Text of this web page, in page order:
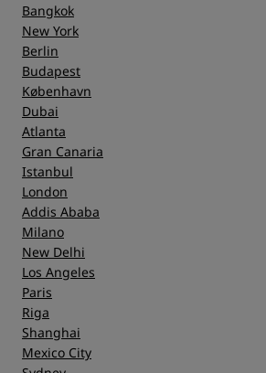
Bangkok
New York
Berlin
Budapest
København
Dubai
Atlanta
Gran Canaria
Istanbul
London
Addis Ababa
Milano
New Delhi
Los Angeles
Paris
Riga
Shanghai
Mexico City